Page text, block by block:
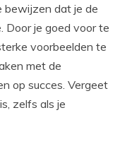
bewijzen dat je de
Door je goed voor te
voorbeelden te
met de
op succes. Vergeet
zelfs als je